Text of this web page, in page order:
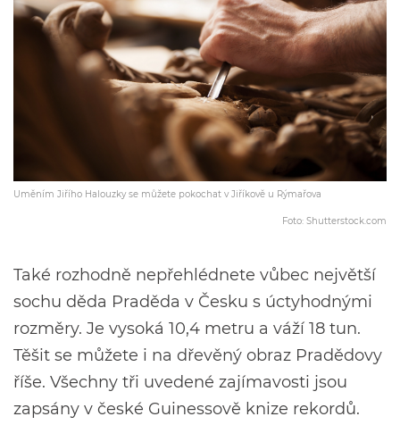
Uměním Jiřího Halouzky se můžete pokochat v Jiříkově u Rýmařova
Foto: Shutterstock.com
Také rozhodně nepřehlédnete vůbec největší
sochu děda Praděda v Česku s úctyhodnými
rozměry. Je vysoká 10,4 metru a váží 18 tun.
Těšit se můžete i na dřevěný obraz Pradědovy
říše. Všechny tři uvedené zajímavosti jsou
zapsány v české Guinessově knize rekordů.